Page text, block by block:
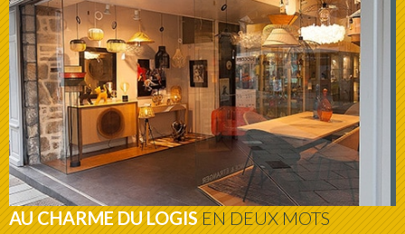
AU CHARME DU LOGISEN DEUX MOTS